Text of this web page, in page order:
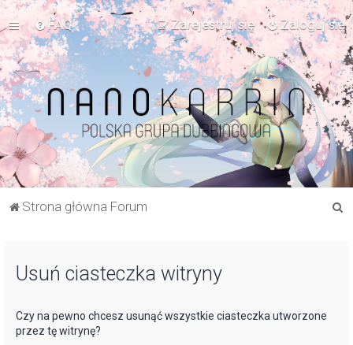
FAQ Zaloguj się
Zarejestruj się
Strona główna Forum
Usuń ciasteczka witryny
Czy na pewno chcesz usunąć wszystkie ciasteczka utworzone
przez tę witrynę?